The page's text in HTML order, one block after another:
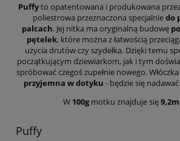
Puffyto opatentowana i produkowana
poliestrowa przeznaczona specjalniedo
palcach. Jej nitka ma oryginalną budowę
pętelek, które można z łatwością
użycia drutów czy szydełka. Dzięki temu
początkującym dziewiarkom, jak i tym
spróbować czegoś zupełnie nowego.
przyjemna w dotyku - będzie się
W 100gmotku znajduje się9,2m
Puffy